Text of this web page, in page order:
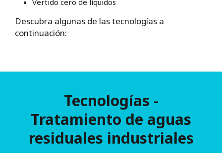
Vertido cero de líquidos
Descubra algunas de las tecnologías a
continuación:
Tecnologías -
Tratamiento de aguas
residuales industriales